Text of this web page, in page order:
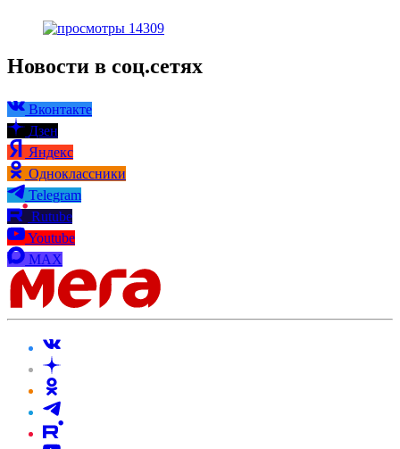
14309
Новости в соц.сетях
Вконтакте
Дзен
Яндекс
Одноклассники
Telegram
Rutube
Youtube
MAX